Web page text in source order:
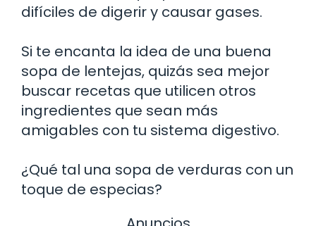
difíciles de digerir y causar gases.
Si te encanta la idea de una buena
sopa de lentejas, quizás sea mejor
buscar recetas que utilicen otros
ingredientes que sean más
amigables con tu sistema digestivo.
¿Qué tal una sopa de verduras con un
toque de especias?